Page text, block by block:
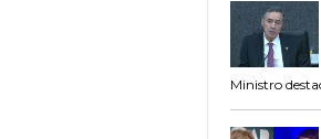
Ministro